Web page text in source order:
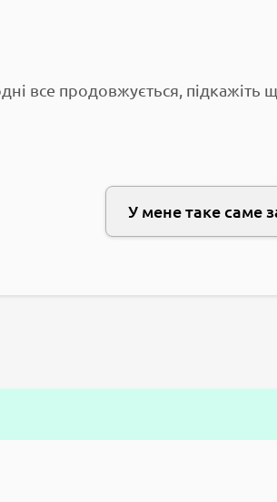
все продовжується, підкажіть
У мене таке саме